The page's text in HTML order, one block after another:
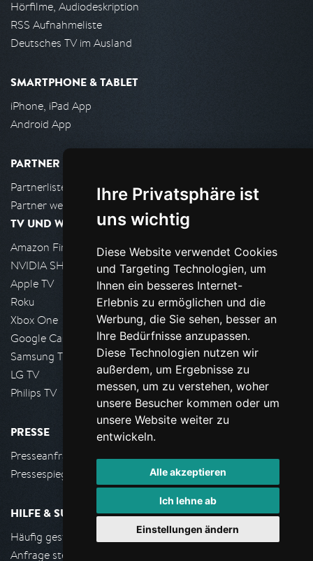
Ihre Privatsphäre ist
uns wichtig
Diese Website verwendet Cookies
und Targeting Technologien, um
Ihnen ein besseres Internet-
Erlebnis zu ermöglichen und die
Werbung, die Sie sehen, besser an
Ihre Bedürfnisse anzupassen.
Diese Technologien nutzen wir
außerdem, um Ergebnisse zu
messen, um zu verstehen, woher
unsere Besucher kommen oder um
unsere Website weiter zu
entwickeln.
Alle akzeptieren
Ich lehne ab
Einstellungen ändern
Hörfilme, Audiodeskription
RSS Aufnahmeliste
Deutsches TV im Ausland
SMARTPHONE & TABLET
iPhone, iPad App
Android App
PARTNER
Partnerliste
Partner werden
TV UND WOHNZIMMER
Amazon FireTV
NVIDIA SHIELD, Google TV
Apple TV
Roku
Xbox One
Google Cast
Samsung TV
LG TV
Philips TV
PRESSE
Presseanfrage stellen
Pressespiegel
HILFE & SUPPORT
Häufig gestellte Fragen
Anfrage stellen